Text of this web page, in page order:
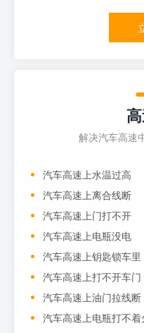
解决汽车高速
汽车高速上水温过高
汽车高速上离合线断
汽车高速上门打不开
汽车高速上电瓶没电
汽车高速上钥匙锁车里
汽车高速上打不开车门
汽车高速上油门拉线断
汽车高速上电瓶打不着